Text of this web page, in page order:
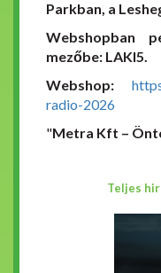
Parkban, a
Webshopban
mezőbe: LAKI5.
Webshop:
radio-2026
"Metra Kft –
Teljes